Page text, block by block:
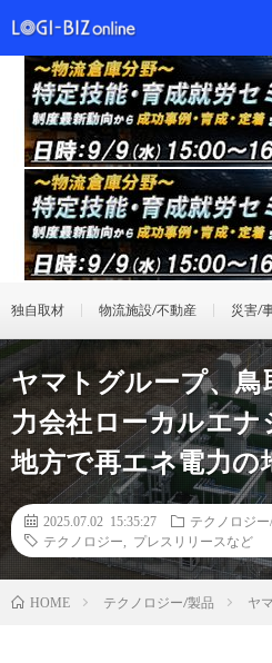
独自取材 物流施設/不動産 災害/
ヤマトグループ、鳥
力会社ローカルエ
地方で再エネ電力の
2025.07.02 15:35:27
テクノロジー
テクノロジー
プレスリリースなど
HOME テクノロジー/製品 ヤ